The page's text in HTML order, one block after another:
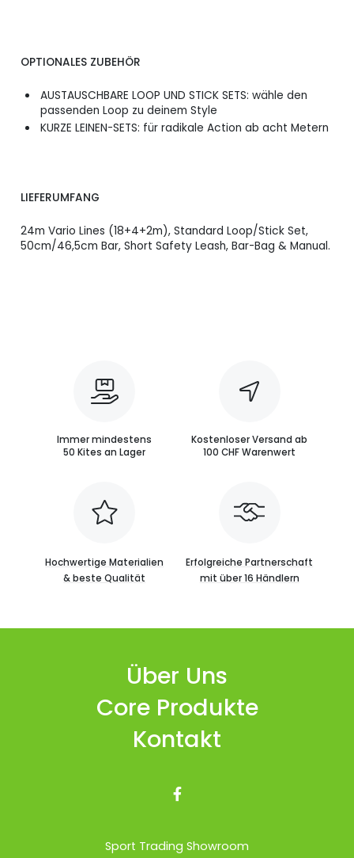
OPTIONALES ZUBEHÖR
AUSTAUSCHBARE LOOP UND STICK SETS: wähle den
passenden Loop zu deinem Style
KURZE LEINEN-SETS: für radikale Action ab acht Metern
LIEFERUMFANG
24m Vario Lines (18+4+2m), Standard Loop/Stick Set,
50cm/46,5cm Bar, Short Safety Leash, Bar-Bag & Manual.
Immer mindestens
50 Kites an Lager
Kostenloser Versand ab
100 CHF Warenwert
Hochwertige Materialien
& beste Qualität
Erfolgreiche Partnerschaft
mit über 16 Händlern
Über Uns
Core Produkte
Kontakt

Sport Trading Showroom